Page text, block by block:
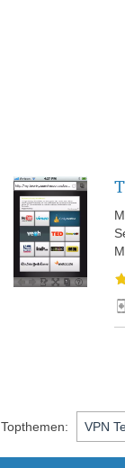
Topthemen: VPN